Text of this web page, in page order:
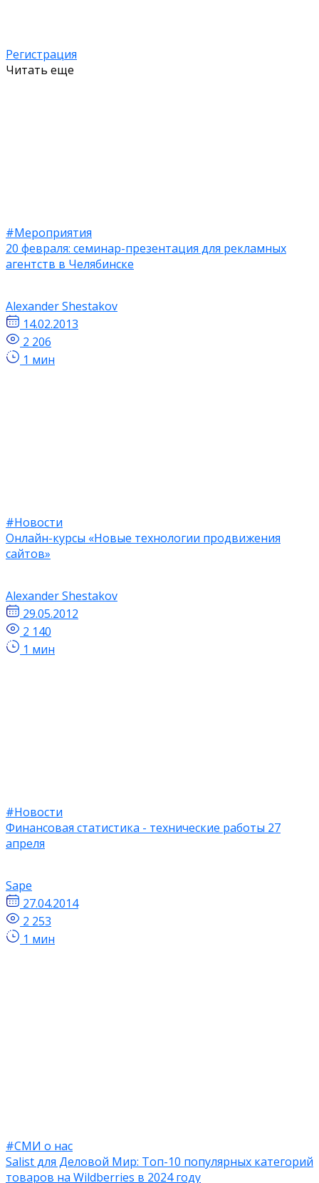
Регистрация
Читать еще
#Мероприятия
20 февраля: семинар-презентация для рекламных
агентств в Челябинске
Alexander Shestakov
14.02.2013
2 206
1 мин
#Новости
Онлайн-курсы «Новые технологии продвижения
сайтов»
Alexander Shestakov
29.05.2012
2 140
1 мин
#Новости
Финансовая статистика - технические работы 27
апреля
Sape
27.04.2014
2 253
1 мин
#СМИ о нас
Salist для Деловой Мир: Топ-10 популярных категорий
товаров на Wildberries в 2024 году